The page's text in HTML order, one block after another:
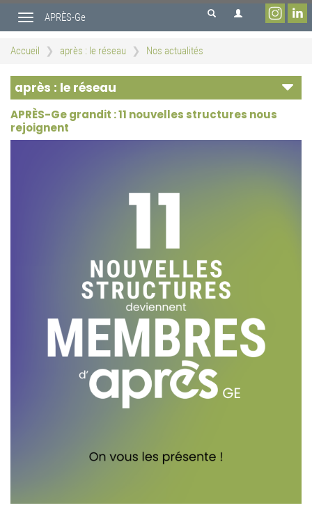
contenu
Toggle
navigation
APRÈS-Ge
Accueil après : le réseau Nos actualités
après : le réseau
APRÈS-Ge grandit : 11 nouvelles structures nous
rejoignent